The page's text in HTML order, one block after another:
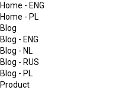
Home - ENG
Home - PL
Blog
Blog - ENG
Blog - NL
Blog - RUS
Blog - PL
Product